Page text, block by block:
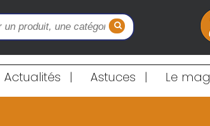
Actualités | Astuces | Le